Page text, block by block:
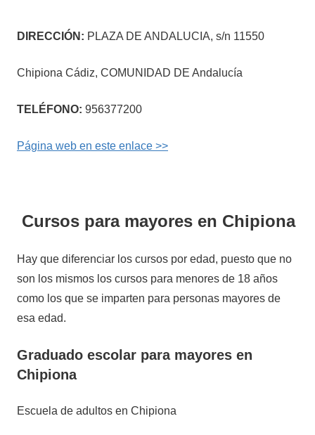
DIRECCIÓN: PLAZA DE ANDALUCIA, s/n 11550
Chipiona Cádiz, COMUNIDAD DE Andalucía
TELÉFONO: 956377200
Página web en este enlace >>
Cursos para mayores en Chipiona
Hay que diferenciar los cursos por edad, puesto que no
son los mismos los cursos para menores de 18 años
como los que se imparten para personas mayores de
esa edad.
Graduado escolar para mayores en
Chipiona
Escuela de adultos en Chipiona